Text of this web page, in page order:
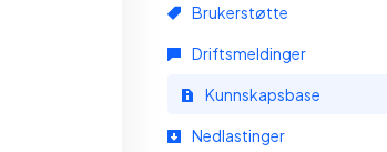
Brukerstøtte
Driftsmeldinger
Kunnskapsbase
Nedlastinger